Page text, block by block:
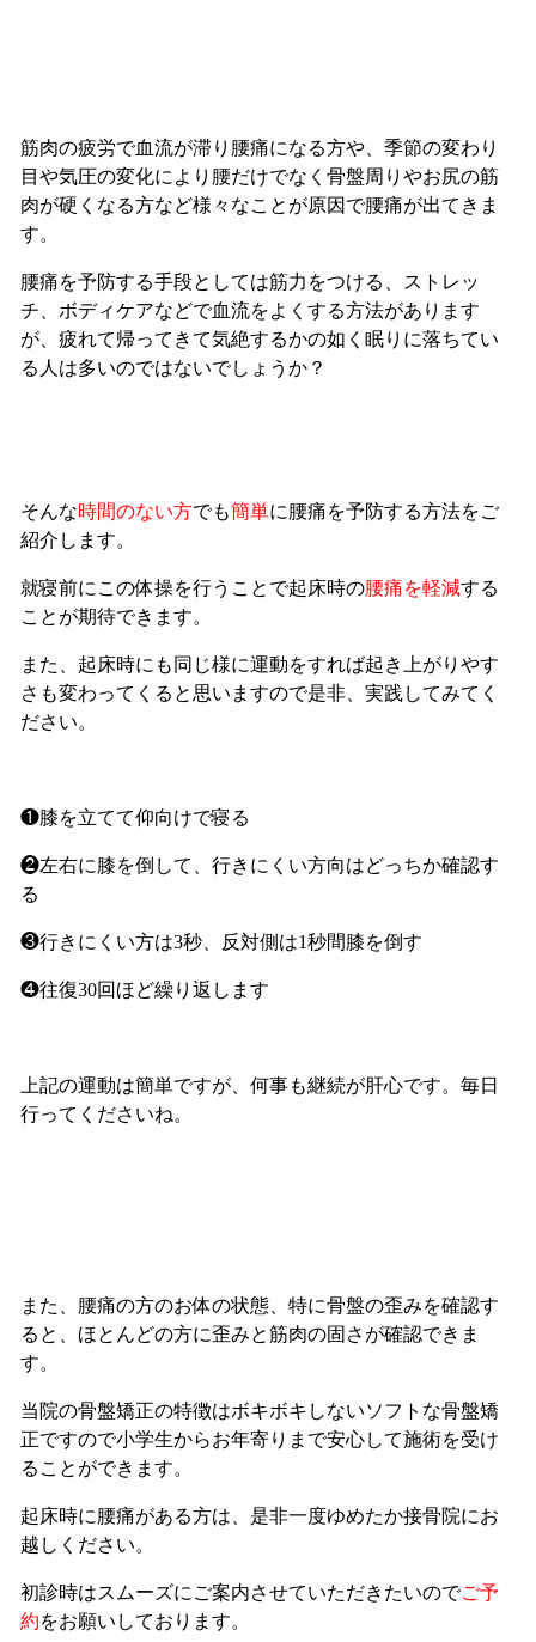
筋肉の疲労で血流が滞り腰痛になる方や、季節の変わり
目や気圧の変化により腰だけでなく骨盤周りやお尻の筋
肉が硬くなる方など様々なことが原因で腰痛が出てきま
す。
腰痛を予防する手段としては筋力をつける、ストレッ
チ、ボディケアなどで血流をよくする方法があります
が、疲れて帰ってきて気絶するかの如く眠りに落ちてい
る人は多いのではないでしょうか？
そんな時間のない方でも簡単に腰痛を予防する方法をご
紹介します。
就寝前にこの体操を行うことで起床時の腰痛を軽減する
ことが期待できます。
また、起床時にも同じ様に運動をすれば起き上がりやす
さも変わってくると思いますので是非、実践してみてく
ださい。
❶膝を立てて仰向けで寝る
❷左右に膝を倒して、行きにくい方向はどっちか確認す
る
❸行きにくい方は3秒、反対側は1秒間膝を倒す
❹往復30回ほど繰り返します
上記の運動は簡単ですが、何事も継続が肝心です。毎日
行ってくださいね。
また、腰痛の方のお体の状態、特に骨盤の歪みを確認す
ると、ほとんどの方に歪みと筋肉の固さが確認できま
す。
当院の骨盤矯正の特徴はボキボキしないソフトな骨盤矯
正ですので小学生からお年寄りまで安心して施術を受け
ることができます。
起床時に腰痛がある方は、是非一度ゆめたか接骨院にお
越しください。
初診時はスムーズにご案内させていただきたいのでご予
約をお願いしております。